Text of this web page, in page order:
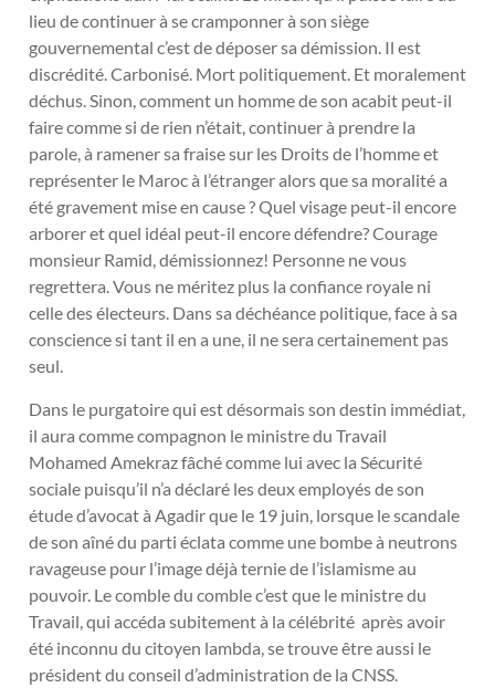
lieu de continuer à se cramponner à son siège
gouvernemental c’est de déposer sa démission. Il est
discrédité. Carbonisé. Mort politiquement. Et moralement
déchus. Sinon, comment un homme de son acabit peut-il
faire comme si de rien n’était, continuer à prendre la
parole, à ramener sa fraise sur les Droits de l’homme et
représenter le Maroc à l’étranger alors que sa moralité a
été gravement mise en cause ? Quel visage peut-il encore
arborer et quel idéal peut-il encore défendre? Courage
monsieur Ramid, démissionnez! Personne ne vous
regrettera. Vous ne méritez plus la confiance royale ni
celle des électeurs. Dans sa déchéance politique, face à sa
conscience si tant il en a une, il ne sera certainement pas
seul.
Dans le purgatoire qui est désormais son destin immédiat,
il aura comme compagnon le ministre du Travail
Mohamed Amekraz fâché comme lui avec la Sécurité
sociale puisqu’il n’a déclaré les deux employés de son
étude d’avocat à Agadir que le 19 juin, lorsque le scandale
de son aîné du parti éclata comme une bombe à neutrons
ravageuse pour l’image déjà ternie de l’islamisme au
pouvoir. Le comble du comble c’est que le ministre du
Travail, qui accéda subitement à la célébrité après avoir
été inconnu du citoyen lambda, se trouve être aussi le
président du conseil d’administration de la CNSS.